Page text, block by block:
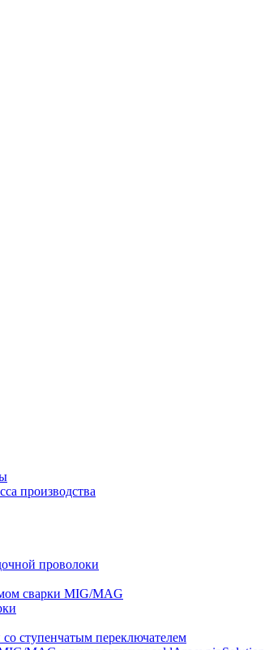
производства
проволоки
сварки MIG/MAG
ступенчатым переключателем